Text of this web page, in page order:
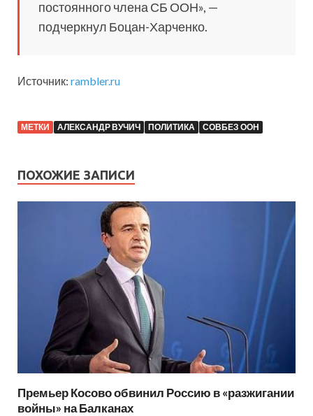
постоянного члена СБ ООН», —
подчеркнул Боцан-Харченко.
Источник: rambler.ru
МЕТКИ АЛЕКСАНДР ВУЧИЧ ПОЛИТИКА СОВБЕЗ ООН
ПОХОЖИЕ ЗАПИСИ
Премьер Косово обвинил Россию в «разжигании
войны» на Балканах